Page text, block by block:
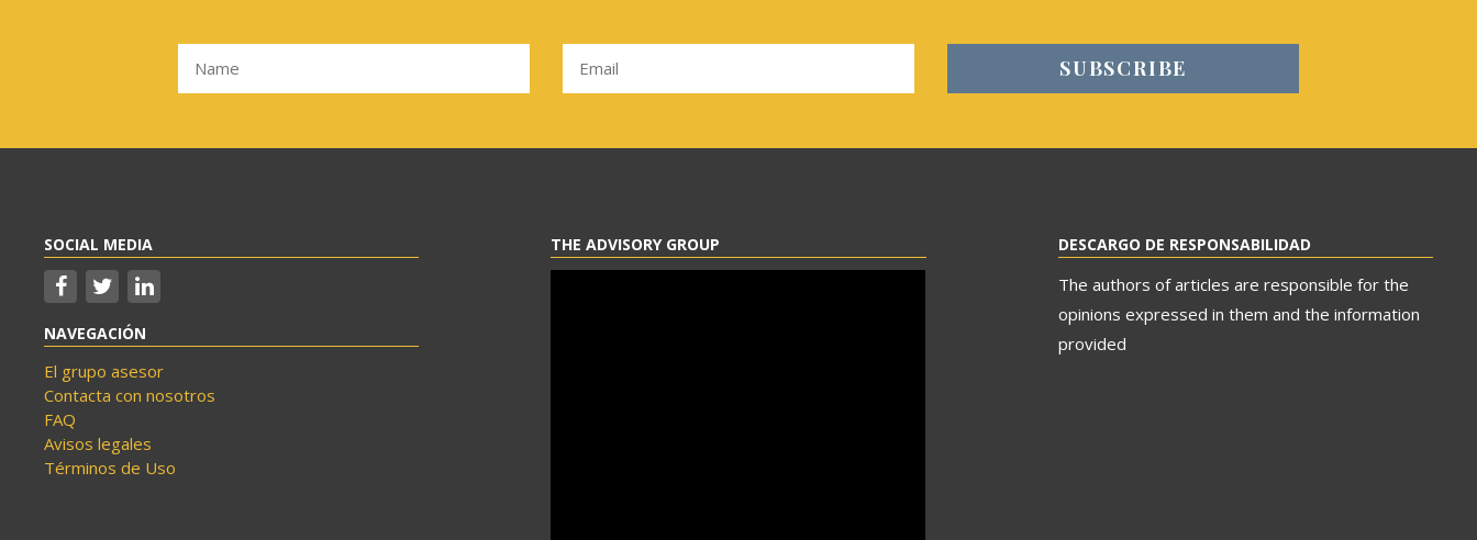
SOCIAL MEDIA
NAVEGACIÓN
El grupo asesor
Contacta con nosotros
FAQ
Avisos legales
Términos de Uso
THE ADVISORY GROUP DESCARGO DE RESPONSABILIDAD
The authors of articles are responsible for the
opinions expressed in them and the information
provided